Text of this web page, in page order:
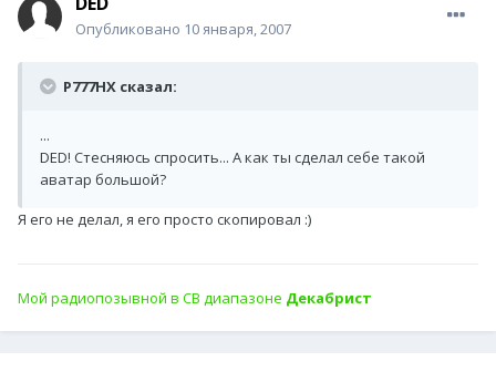
Опубликовано 10 января, 2007
P777HX сказал:
...
DED! Стесняюсь спросить... А как ты сделал себе такой
аватар большой?
Я его не делал, я его просто скопировал :)
Мой радиопозывной в СВ диапазоне Декабрист